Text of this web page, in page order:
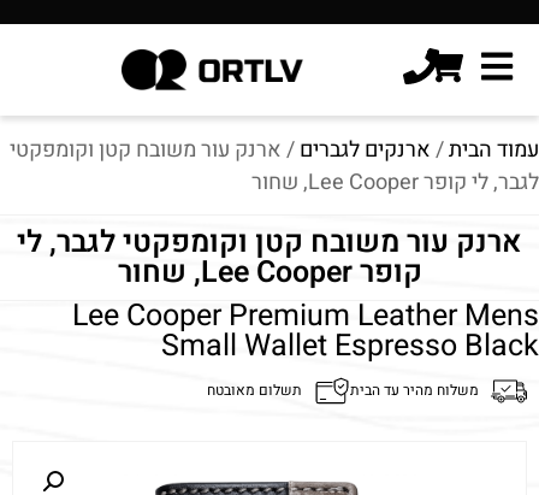
עמוד הבית/ארנקים לגברים/ ארנק עור משובח קטן וקומפקטי
לגבר, לי קופר Lee Cooper, שחור
ארנק עור משובח קטן וקומפקטי לגבר, לי
קופר Lee Cooper, שחור
Lee Cooper Premium Leather Mens
Small Wallet Espresso Black
משלוח מהיר עד הבית תשלום מאובטח